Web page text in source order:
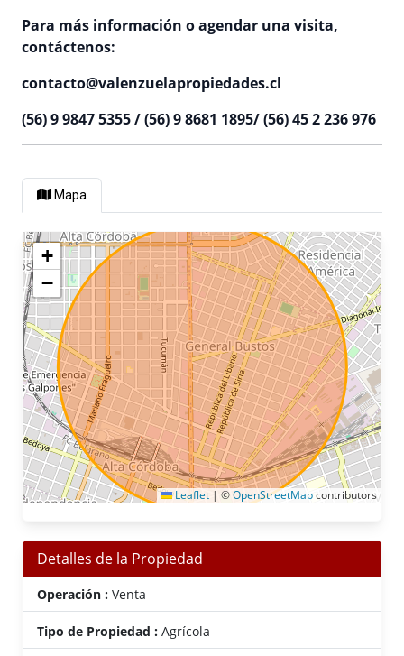
Para más información o agendar una visita,
contáctenos:
contacto@valenzuelapropiedades.cl
(56) 9 9847 5355 / (56) 9 8681 1895/ (56) 45 2 236 976
Mapa
+
−
Leaflet | ©OpenStreetMapcontributors
Detalles de la Propiedad
Operación : Venta
Tipo de Propiedad : Agrícola